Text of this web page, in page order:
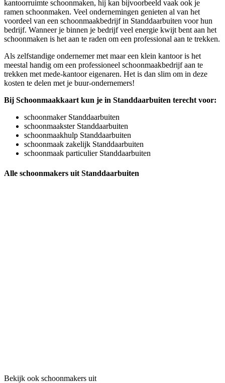
kantoorruimte schoonmaken, hij kan bijvoorbeeld vaak ook je
ramen schoonmaken. Veel ondernemingen genieten al van het
voordeel van een schoonmaakbedrijf in Standdaarbuiten voor hun
bedrijf. Wanneer je binnen je bedrijf veel energie kwijt bent aan het
schoonmaken is het aan te raden om een professional aan te trekken.
Als zelfstandige ondernemer met maar een klein kantoor is het
meestal handig om een professioneel schoonmaakbedrijf aan te
trekken met mede-kantoor eigenaren. Het is dan slim om in deze
kosten te delen met je buur-ondernemers!
Bij Schoonmaakkaart kun je in Standdaarbuiten terecht voor:
schoonmaker Standdaarbuiten
schoonmaakster Standdaarbuiten
schoonmaakhulp Standdaarbuiten
schoonmaak zakelijk Standdaarbuiten
schoonmaak particulier Standdaarbuiten
Alle schoonmakers uit Standdaarbuiten
Bekijk ook schoonmakers uit